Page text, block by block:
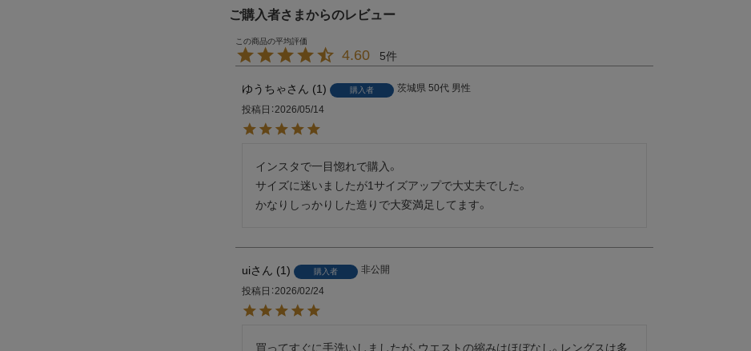
ご購入者さまからのレビュー
4.60 5
ゆうちゃ 1 購入者 茨城県 50代 男性
投稿日 2026/05/14
インスタで一目惚れで購入。
サイズに迷いましたが1サイズアップで大丈夫でした。
かなりしっかりした造りで大変満足してます。
ui 1 購入者
非公開
投稿日 2026/02/24
買ってすぐに手洗いしましたが、ウエストの縮みはほぼなし。レングスは多